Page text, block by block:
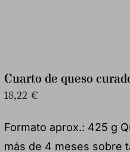
Cuarto de queso
18,22€
Formato aprox.: 425 g
más de 4 meses sobre